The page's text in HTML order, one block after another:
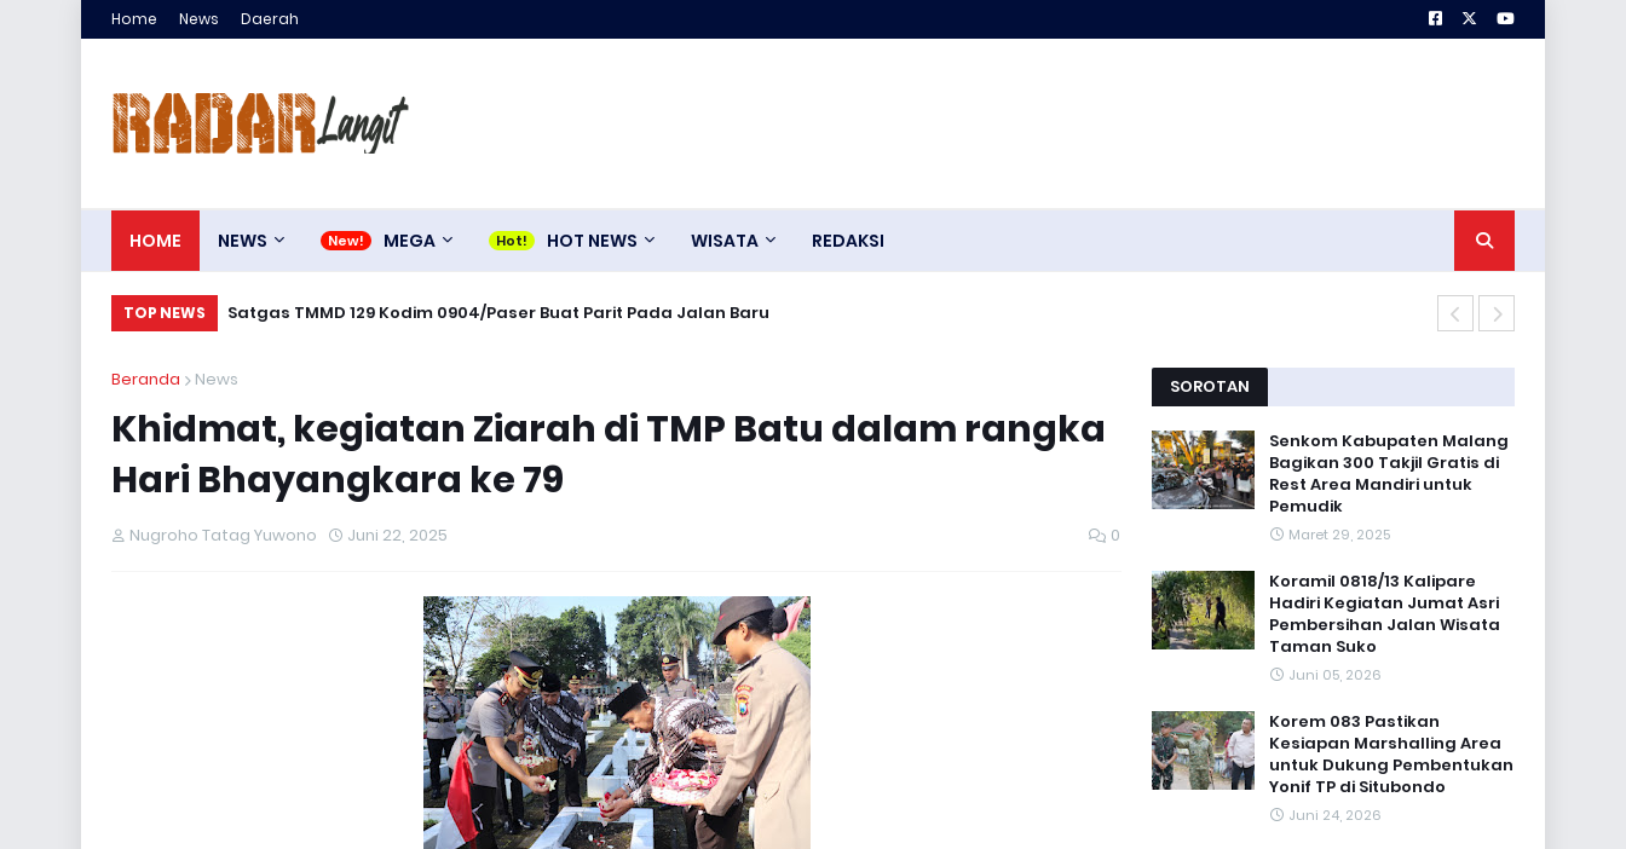
Home News Daerah
HOME NEWS MEGA HOT NEWS WISATA REDAKSI
TOP NEWS Satgas TMMD 129 Kodim 0904/Paser Buat Parit Pada Jalan Baru
Beranda News
Khidmat, kegiatan Ziarah di TMP Batu dalam rangka
Hari Bhayangkara ke 79
Nugroho Tatag Yuwono Juni 22, 2025 0
SOROTAN
Senkom Kabupaten Malang
Bagikan 300 Takjil Gratis di
Rest Area Mandiri untuk
Pemudik
Maret 29, 2025
Koramil 0818/13 Kalipare
Hadiri Kegiatan Jumat Asri
Pembersihan Jalan Wisata
Taman Suko
Juni 05, 2026
Korem 083 Pastikan
Kesiapan Marshalling Area
untuk Dukung Pembentukan
Yonif TP di Situbondo
Juni 24, 2026